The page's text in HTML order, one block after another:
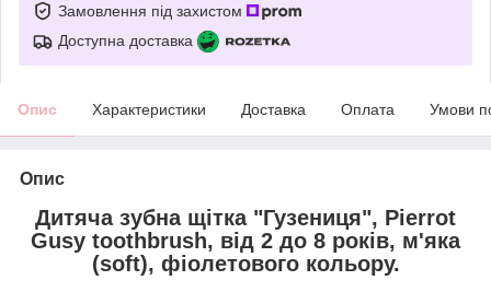
Замовлення під захистом
Доступна доставка
Опис Характеристики Доставка Оплата Умови
Опис
Дитяча зубна щітка "Гузениця", Pierrot
Gusy toothbrush, від 2 до 8 років, м'яка
(soft), фіолетового кольору.